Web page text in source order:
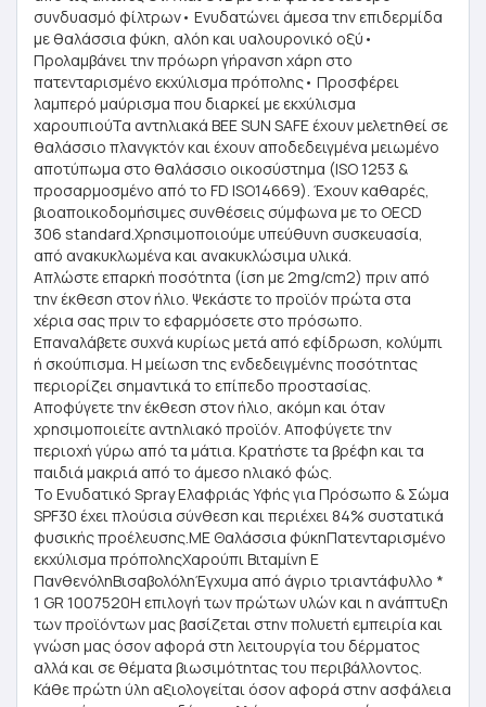
συνδυασμό φίλτρων• Ενυδατώνει άμεσα την επιδερμίδα
με θαλάσσια φύκη, αλόη και υαλουρονικό οξύ•
Προλαμβάνει την πρόωρη γήρανση χάρη στο
πατενταρισμένο εκχύλισμα πρόπολης• Προσφέρει
λαμπερό μαύρισμα που διαρκεί με εκχύλισμα
χαρουπιούΤα αντηλιακά BEE SUN SAFE έχουν μελετηθεί σε
θαλάσσιο πλανγκτόν και έχουν αποδεδειγμένα μειωμένο
αποτύπωμα στο θαλάσσιο οικοσύστημα (ISO 1253 &
προσαρμοσμένο από το FD ISO14669). Έχουν καθαρές,
βιοαποικοδομήσιμες συνθέσεις σύμφωνα με το OECD
306 standard.Χρησιμοποιούμε υπεύθυνη συσκευασία,
από ανακυκλωμένα και ανακυκλώσιμα υλικά.
Απλώστε επαρκή ποσότητα (ίση με 2mg/cm2) πριν από
την έκθεση στον ήλιο. Ψεκάστε το προϊόν πρώτα στα
χέρια σας πριν το εφαρμόσετε στο πρόσωπο.
Επαναλάβετε συχνά κυρίως μετά από εφίδρωση, κολύμπι
ή σκούπισμα. Η μείωση της ενδεδειγμένης ποσότητας
περιορίζει σημαντικά το επίπεδο προστασίας.
Αποφύγετε την έκθεση στον ήλιο, ακόμη και όταν
χρησιμοποιείτε αντηλιακό προϊόν. Αποφύγετε την
περιοχή γύρω από τα μάτια. Κρατήστε τα βρέφη και τα
παιδιά μακριά από το άμεσο ηλιακό φώς.
Το Ενυδατικό Spray Ελαφριάς Υφής για Πρόσωπο & Σώμα
SPF30 έχει πλούσια σύνθεση και περιέχει 84% συστατικά
φυσικής προέλευσης.ΜΕ Θαλάσσια φύκηΠατενταρισμένο
εκχύλισμα πρόποληςΧαρούπι Βιταμίνη Ε
ΠανθενόληΒισαβολόληΈγχυμα από άγριο τριαντάφυλλο *
1 GR 1007520Η επιλογή των πρώτων υλών και η ανάπτυξη
των προϊόντων μας βασίζεται στην πολυετή εμπειρία και
γνώση μας όσον αφορά στη λειτουργία του δέρματος
αλλά και σε θέματα βιωσιμότητας του περιβάλλοντος.
Κάθε πρώτη ύλη αξιολογείται όσον αφορά στην ασφάλεια